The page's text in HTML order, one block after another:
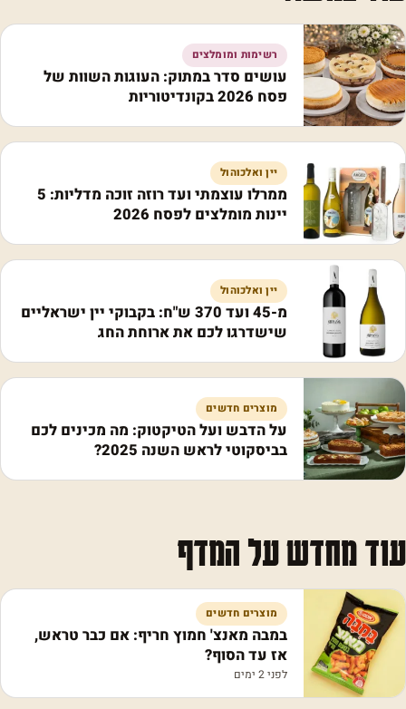
רשימות ומומלצים
עושים סדר במתוק: העוגות השוות של
פסח 2026 בקונדיטוריות
יין ואלכוהול
ממרלו עוצמתי ועד רוזה זוכה מדליות: 5
יינות מומלצים לפסח 2026
יין ואלכוהול
מ-45 ועד 370 ש"ח: בקבוקי יין ישראליים
שישדרגו לכם את ארוחת החג
מוצרים חדשים
על הדבש ועל הטיקטוק: מה מכינים לכם
בביסקוטי לראש השנה 2025?
עוד מחדש על המדף
מוצרים חדשים
במבה מאנצ' חמוץ חריף: אם כבר טראש,
אז עד הסוף?
לפני 2 ימים